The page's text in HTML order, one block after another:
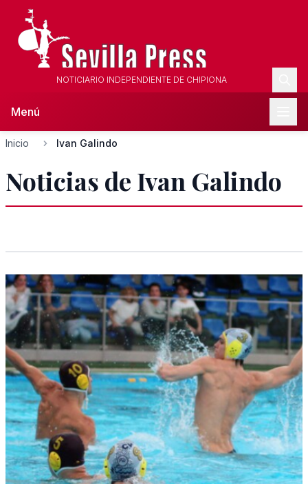
NOTICIARIO INDEPENDIENTE DE CHIPIONA
Menú
Inicio Ivan Galindo
Noticias de Ivan Galindo